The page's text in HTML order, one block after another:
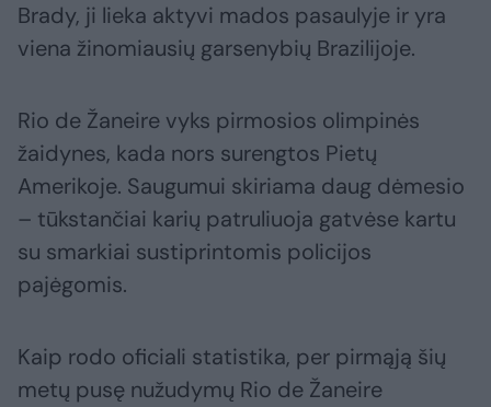
Brady, ji lieka aktyvi mados pasaulyje ir yra
viena žinomiausių garsenybių Brazilijoje.
Rio de Žaneire vyks pirmosios olimpinės
žaidynes, kada nors surengtos Pietų
Amerikoje. Saugumui skiriama daug dėmesio
– tūkstančiai karių patruliuoja gatvėse kartu
su smarkiai sustiprintomis policijos
pajėgomis.
Kaip rodo oficiali statistika, per pirmąją šių
metų pusę nužudymų Rio de Žaneire